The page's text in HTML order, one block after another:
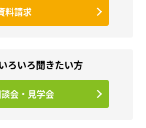
料請求
ろいろ聞きたい方
会・見学会